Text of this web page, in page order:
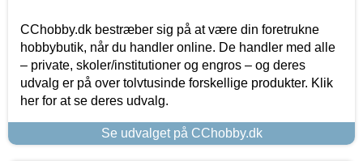
CChobby.dk bestræber sig på at være din foretrukne
hobbybutik, når du handler online. De handler med alle
– private, skoler/institutioner og engros – og deres
udvalg er på over tolvtusinde forskellige produkter. Klik
her for at se deres udvalg.
Se udvalget på CChobby.dk